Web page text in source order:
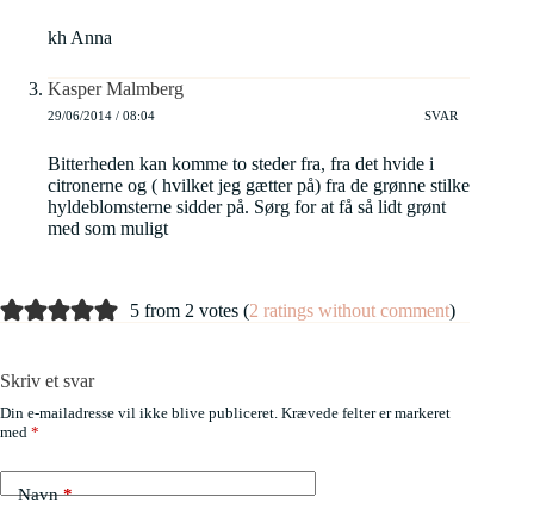
kh Anna
Kasper Malmberg
29/06/2014 / 08:04 SVAR
Bitterheden kan komme to steder fra, fra det hvide i
citronerne og ( hvilket jeg gætter på) fra de grønne stilke
hyldeblomsterne sidder på. Sørg for at få så lidt grønt
med som muligt
5 from 2 votes (2 ratings without comment)
Skriv et svar
Din e-mailadresse vil ikke blive publiceret. Krævede felter er markeret
med *
Navn*